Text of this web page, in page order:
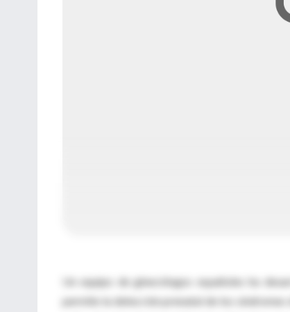
Un equipo de ginecólogos españoles ha
permite la detección prenatal de los